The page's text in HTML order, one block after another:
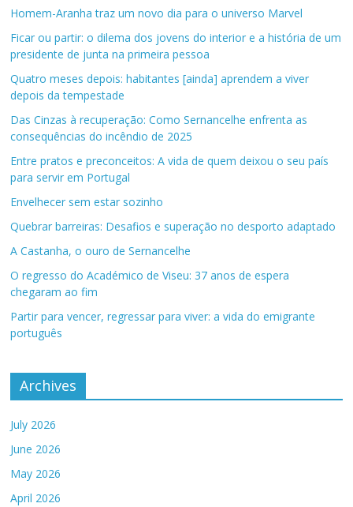
Homem-Aranha traz um novo dia para o universo Marvel
Ficar ou partir: o dilema dos jovens do interior e a história de um
presidente de junta na primeira pessoa
Quatro meses depois: habitantes [ainda] aprendem a viver
depois da tempestade
Das Cinzas à recuperação: Como Sernancelhe enfrenta as
consequências do incêndio de 2025
Entre pratos e preconceitos: A vida de quem deixou o seu país
para servir em Portugal
Envelhecer sem estar sozinho
Quebrar barreiras: Desafios e superação no desporto adaptado
A Castanha, o ouro de Sernancelhe
O regresso do Académico de Viseu: 37 anos de espera
chegaram ao fim
Partir para vencer, regressar para viver: a vida do emigrante
português
Archives
July 2026
June 2026
May 2026
April 2026